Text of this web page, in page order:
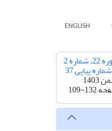
ENGLISH
دوره 22، شماره 2
پیاپی 37
1403
109-132